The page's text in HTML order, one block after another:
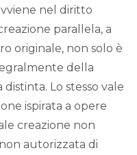
nel diritto
parallela, a
originale, non solo è
della
Lo stesso vale
ispirata a opere
creazione non
autorizzata di